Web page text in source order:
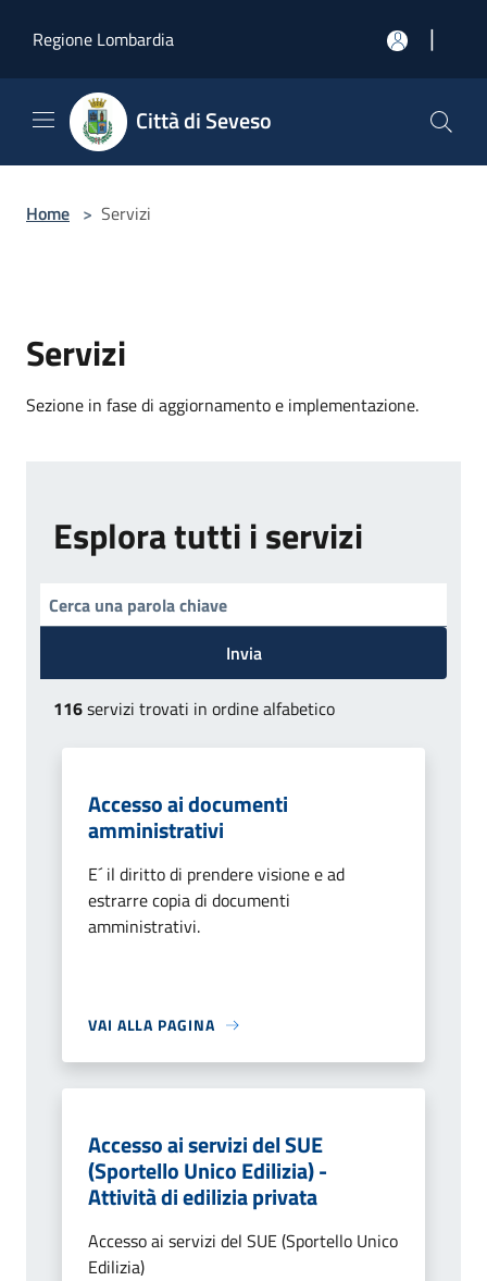
Regione Lombardia
|
Città di Seveso
Home > Servizi
Servizi
Sezione in fase di aggiornamento e implementazione.
Esplora tutti i servizi
Invia
116servizi trovati in ordine alfabetico
Accesso ai documenti
amministrativi
E´ il diritto di prendere visione e ad
estrarre copia di documenti
amministrativi.
VAI ALLA PAGINA
Accesso ai servizi del SUE
(Sportello Unico Edilizia) -
Attività di edilizia privata
Accesso ai servizi del SUE (Sportello Unico
Edilizia)